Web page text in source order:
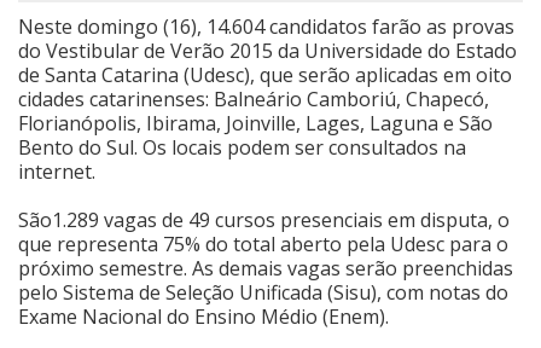
Anuncie
Cinema
Agenda Cultural
Anuncie
Neste domingo (16), 14.604 candidatos farão as provas
do Vestibular de Verão 2015 da Universidade do Estado
de Santa Catarina (Udesc), que serão aplicadas em oito
cidades catarinenses: Balneário Camboriú, Chapecó,
Florianópolis, Ibirama, Joinville, Lages, Laguna e São
Bento do Sul. Os locais podem ser consultados na
internet.
São1.289 vagas de 49 cursos presenciais em disputa, o
que representa 75% do total aberto pela Udesc para o
próximo semestre. As demais vagas serão preenchidas
pelo Sistema de Seleção Unificada (Sisu), com notas do
Exame Nacional do Ensino Médio (Enem).